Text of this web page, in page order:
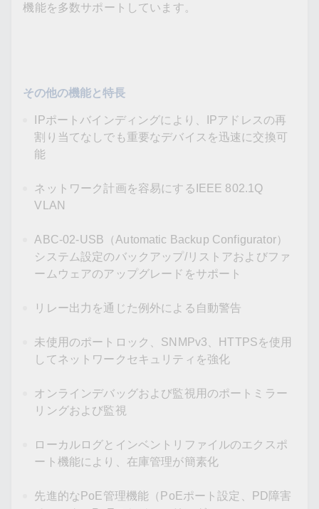
機能を多数サポートしています。
その他の機能と特長
IPポートバインディングにより、IPアドレスの再
割り当てなしでも重要なデバイスを迅速に交換可
能
ネットワーク計画を容易にするIEEE 802.1Q
VLAN
ABC-02-USB（Automatic Backup Configurator）
システム設定のバックアップ/リストアおよびファ
ームウェアのアップグレードをサポート
リレー出力を通じた例外による自動警告
未使用のポートロック、SNMPv3、HTTPSを使用
してネットワークセキュリティを強化
オンラインデバッグおよび監視用のポートミラー
リングおよび監視
ローカルログとインベントリファイルのエクスポ
ート機能により、在庫管理が簡素化
先進的なPoE管理機能（PoEポート設定、PD障害